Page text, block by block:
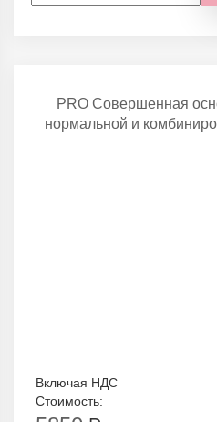
PRO Совершенная
нормальной и
Включая НДС
Стоимость: